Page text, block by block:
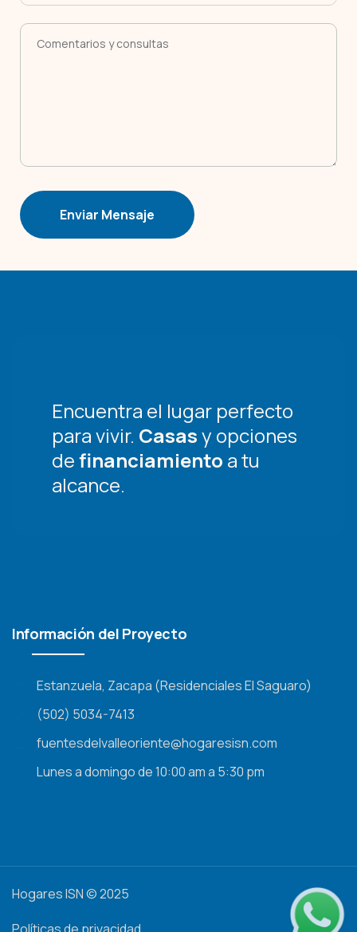
Encuentra el lugar perfecto
para vivir. Casasy opciones
definanciamiento a tu
alcance.
Información del Proyecto
Estanzuela, Zacapa (Residenciales El Saguaro)
(502) 5034-7413
fuentesdelvalleoriente@hogaresisn.com
Lunes a domingo de 10:00 am a 5:30 pm
Hogares ISN © 2025